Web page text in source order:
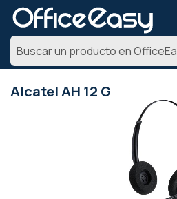
Alcatel AH 12 G